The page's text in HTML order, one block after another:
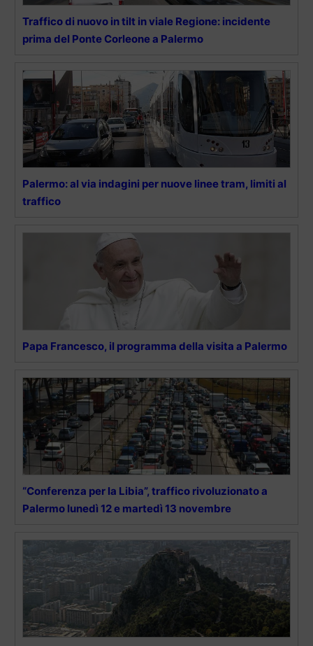
Traffico di nuovo in tilt in viale Regione: incidente
prima del Ponte Corleone a Palermo
Palermo: al via indagini per nuove linee tram, limiti al
traffico
Papa Francesco, il programma della visita a Palermo
“Conferenza per la Libia”, traffico rivoluzionato a
Palermo lunedì 12 e martedì 13 novembre